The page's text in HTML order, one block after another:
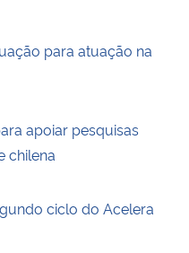
para atuação na
apoiar pesquisas
chilena
ciclo do Acelera